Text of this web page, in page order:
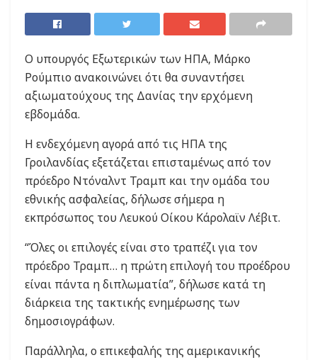
Ο υπουργός Εξωτερικών των ΗΠΑ, Μάρκο
Ρούμπιο ανακοινώνει ότι θα συναντήσει
αξιωματούχους της Δανίας την ερχόμενη
εβδομάδα.
Η ενδεχόμενη αγορά από τις ΗΠΑ της
Γροιλανδίας εξετάζεται επισταμένως από τον
πρόεδρο Ντόναλντ Τραμπ και την ομάδα του
εθνικής ασφαλείας, δήλωσε σήμερα η
εκπρόσωπος του Λευκού Οίκου Κάρολαϊν Λέβιτ.
“Όλες οι επιλογές είναι στο τραπέζι για τον
πρόεδρο Τραμπ… η πρώτη επιλογή του προέδρου
είναι πάντα η διπλωματία”, δήλωσε κατά τη
διάρκεια της τακτικής ενημέρωσης των
δημοσιογράφων.
Παράλληλα, ο επικεφαλής της αμερικανικής